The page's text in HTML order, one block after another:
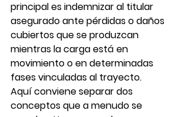
principal es indemnizar al titular
asegurado ante pérdidas o daños
cubiertos que se produzcan
mientras la carga está en
movimiento o en determinadas
fases vinculadas al trayecto.
Aquí conviene separar dos
conceptos que a menudo se